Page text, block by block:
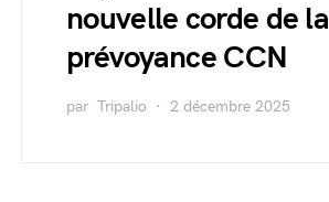
nouvelle corde de la
prévoyance CCN
par Tripalio 2 décembre 2025